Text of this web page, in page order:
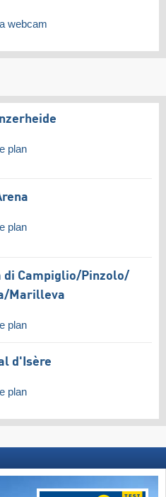
webcam
plan
plan
di Campiglio/​Pinzolo/​
​Marilleva
plan
d'Isère
plan